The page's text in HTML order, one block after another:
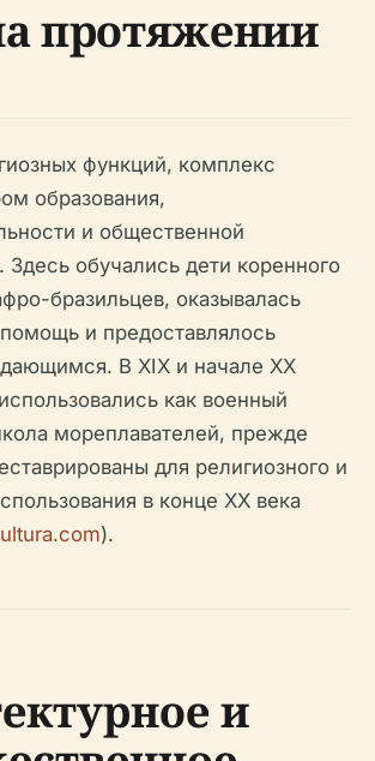
протяжении
функций, комплекс
образования,
и общественной
Здесь обучались дети коренного
бразильцев, оказывалась
и предоставлялось
В XIX и начале XX
как военный
мореплавателей, прежде
для религиозного и
в конце XX века
).
и